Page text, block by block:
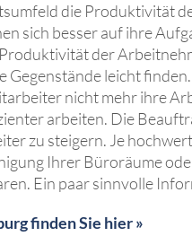
die Produktivität
sich besser auf ihre
der
leicht
nicht mehr ihre
arbeiten. Die
zu steigern. Je
Ihrer Büroräume
Ein paar sinnvolle
finden Sie hier »